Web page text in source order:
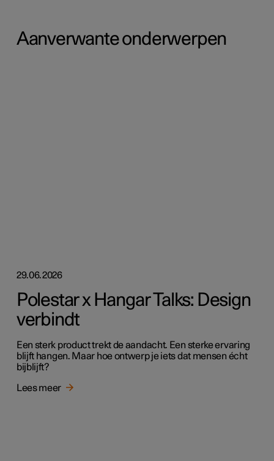
Aanverwante onderwerpen
29.06.2026
Polestar x Hangar Talks: Design
verbindt
Een sterk product trekt de aandacht. Een sterke ervaring
blijft hangen. Maar hoe ontwerp je iets dat mensen écht
bijblijft?
Lees meer